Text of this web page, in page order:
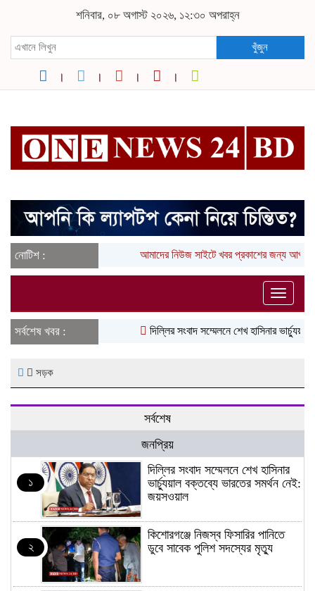
শনিবার, ০৮ অগাস্ট ২০২৬, ১২:৩০ অপরাহ্ন
খুঁজুন
নোটিশ : আমাদের নিউজ সাইটে খবর প্রকাশের জন্য
Toggle
সর্বশেষ খবর :
দিল্লির সংবাদ সম্মেলনে শেখ হাসিনার
সড়ক
সর্বশেষ
জনপ্রিয়
১
দিল্লির সংবাদ সম্মেলনে শেখ হাসিনার
ভার্চ্যুয়াল বক্তব্যে ভারতের সমর্থন নেই:
জয়সওয়াল
২
কিশোরগঞ্জে নিজস্ব ফিসারির পানিতে
ডুবে সাবেক পুলিশ সদস্যের মৃত্যু